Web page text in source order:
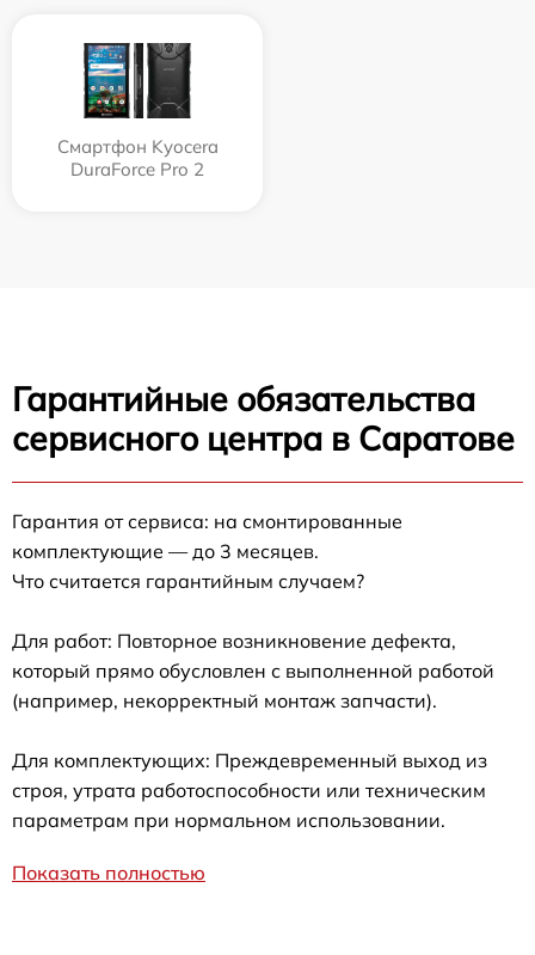
Смартфон Kyocera
DuraForce Pro 2
Гарантийные обязательства
сервисного центра в Саратове
Гарантия от сервиса: на смонтированные
комплектующие — до 3 месяцев.
Что считается гарантийным случаем?
Для работ: Повторное возникновение дефекта,
который прямо обусловлен с выполненной работой
(например, некорректный монтаж запчасти).
Для комплектующих: Преждевременный выход из
строя, утрата работоспособности или техническим
параметрам при нормальном использовании.
Показать полностью